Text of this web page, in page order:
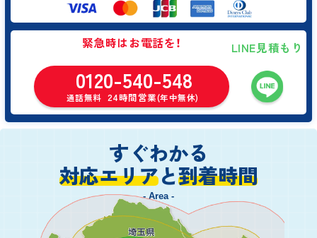
緊急時はお電話を！
0120-540-548
通話無料 24時間営業(年中無休)
LINE見積もり
すぐわかる
対応エリアと到着時間
- Area -